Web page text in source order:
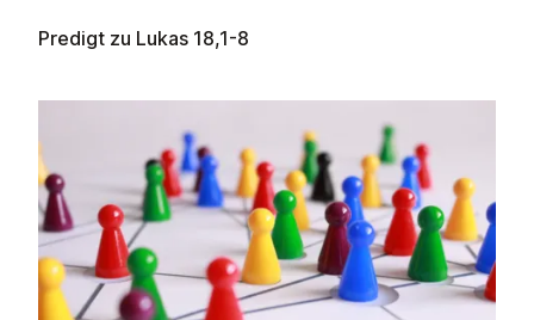
Predigt zu Lukas 18,1-8